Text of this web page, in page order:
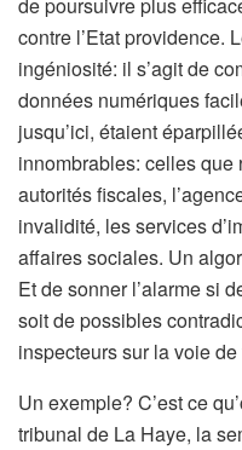
contre l’Etat providence.
ingéniosité: il s’agit de
données numériques
jusqu’ici, étaient
innombrables: celles
autorités fiscales,
invalidité, les services
affaires sociales. Un
Et de sonner l’alarme si
soit de possibles
inspecteurs sur la voie
Un exemple? C’est ce
tribunal de La Haye, la